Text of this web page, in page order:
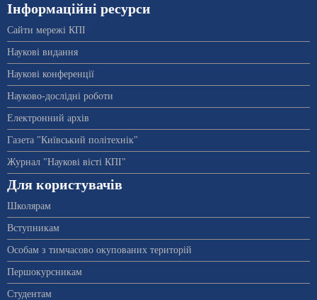
Інформаційні ресурси
Сайти мережі КПІ
Наукові видання
Наукові конференції
Науково-дослідні роботи
Електронний архів
Газета "Київський політехнік"
Журнал "Наукові вісті КПІ"
Для користувачів
Школярам
Вступникам
Особам з тимчасово окупованих територій
Першокурсникам
Студентам